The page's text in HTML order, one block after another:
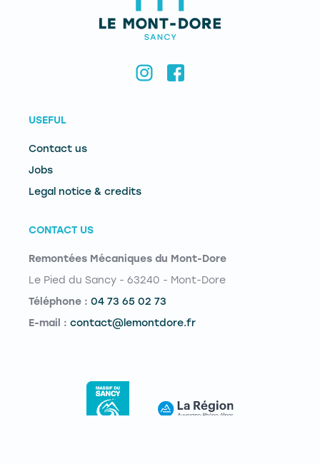
USEFUL
Contact us
Jobs
Legal notice & credits
CONTACT US
Remontées Mécaniques du Mont-Dore
Le Pied du Sancy - 63240 - Mont-Dore
Téléphone : 04 73 65 02 73
E-mail : contact@lemontdore.fr